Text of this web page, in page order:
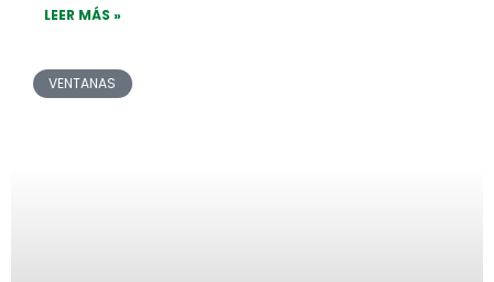
LEER MÁS »
VENTANAS